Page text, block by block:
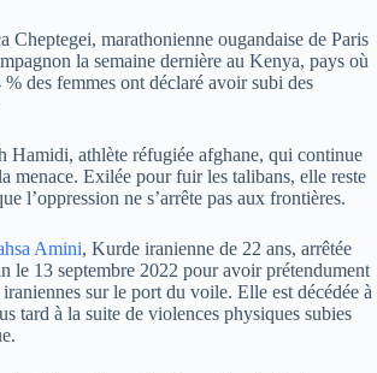
Cheptegei, marathonienne ougandaise de Paris
la semaine dernière au Kenya, pays où
des femmes ont déclaré avoir subi des
Hamidi, athlète réfugiée afghane, qui continue
menace. Exilée pour fuir les talibans, elle reste
l’oppression ne s’arrête pas aux frontières.
Amini, Kurde iranienne de 22 ans, arrêtée
le 13 septembre 2022 pour avoir prétendument
sur le port du voile. Elle est décédée à
tard à la suite de violences physiques subies